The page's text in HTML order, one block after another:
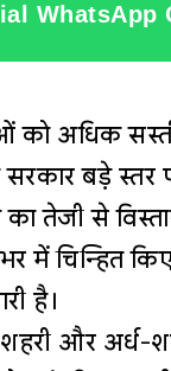
WhatsApp
को अधिक
बड़े स्तर
तेजी से
में चिन्हित
है।
और अर्ध-